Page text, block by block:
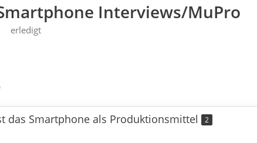
Interviews/MuPro
erledigt
das Smartphone als Produktionsmittel 2